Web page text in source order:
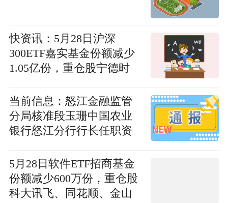
快资讯：5月28日沪深
300ETF嘉实基金份额减少
1.05亿份，重仓股宁德时
当前信息：怒江金融监管
分局核准段玉珊中国农业
银行怒江分行行长任职资
5月28日软件ETF招商基金
份额减少600万份，重仓股
科大讯飞、同花顺、金山